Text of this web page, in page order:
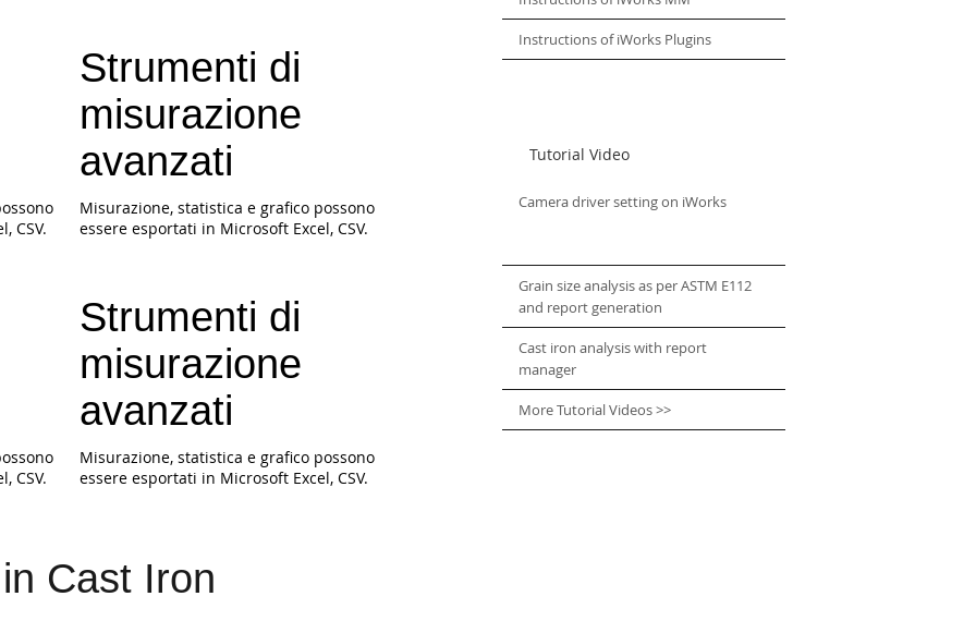
CSV.
Strumenti di
misurazione
avanzati
Misurazione, statistica e grafico possono
essere esportati in Microsoft Excel, CSV.
CSV.
Strumenti di
misurazione
avanzati
Misurazione, statistica e grafico possono
essere esportati in Microsoft Excel, CSV.
Cast Iron
Instructions of iWorks Plugins
Tutorial Video
Camera driver setting on iWorks
Grain size analysis as per ASTM E112
and report generation
Cast iron analysis with report
manager
More Tutorial Videos >>